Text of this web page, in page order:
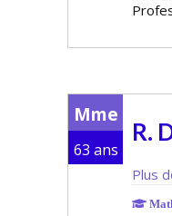
Mme
63 ans
R.
Plus